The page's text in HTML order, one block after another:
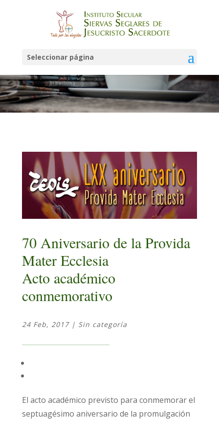
Seleccionar página
Noticias
70 Aniversario de la Provida
Mater Ecclesia
Acto académico
conmemorativo
24 Feb, 2017| Sin categoría
El acto académico previsto para conmemorar el
septuagésimo aniversario de la promulgación